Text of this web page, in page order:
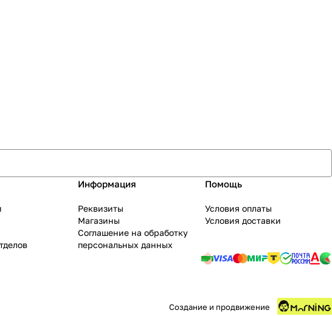
Информация
Реквизиты
Магазины
Соглашение на обработку
персональных данных
Помощь
Условия оплаты
Условия доставки
Создание и продвижение